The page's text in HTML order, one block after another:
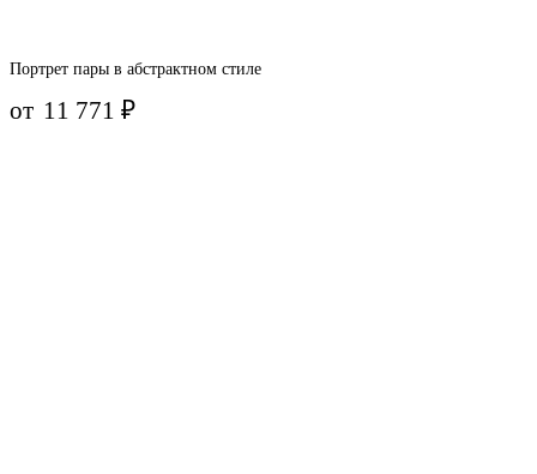
Портрет пары в абстрактном стиле
от 11 771₽